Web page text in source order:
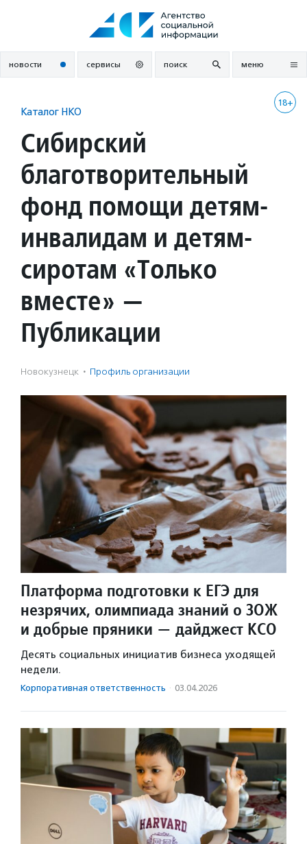
новости сервисы поиск меню
18+
Каталог НКО
Сибирский
благотворительный
фонд помощи детям-
инвалидам и детям-
сиротам «Только
вместе» —
Публикации
Новокузнецк · Профиль организации
Платформа подготовки к ЕГЭ для
незрячих, олимпиада знаний о ЗОЖ
и добрые пряники — дайджест КСО
Десять социальных инициатив бизнеса уходящей
недели.
Корпоративная ответственность · 03.04.2026